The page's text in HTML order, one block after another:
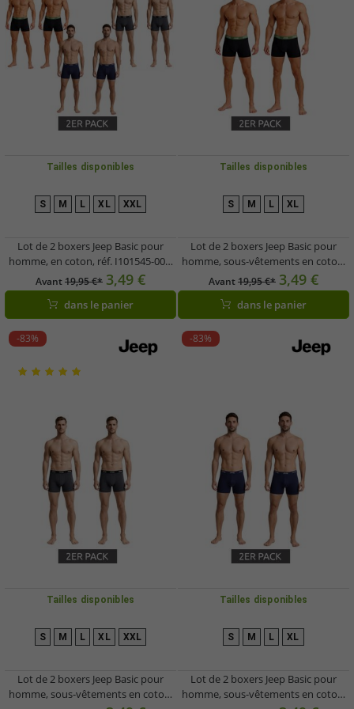
Tailles disponibles
S M L XL XXL
Lot de 2 boxers Jeep Basic pour
homme, en coton, réf. I101545-001,
coloris noir, gris foncé ou bleu foncé
Avant19,95 €* 3,49 €
dans le panier
Tailles disponibles
S M L XL
Lot de 2 boxers Jeep Basic pour
homme, sous-vêtements en coton,
101545-N147, Noir
Avant19,95 €* 3,49 €
dans le panier
-83%
Tailles disponibles
S M L XL XXL
Lot de 2 boxers Jeep Basic pour
homme, sous-vêtements en coton,
-83%
Tailles disponibles
S M L XL
Lot de 2 boxers Jeep Basic pour
homme, sous-vêtements en coton,